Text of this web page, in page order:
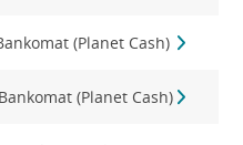
(Planet Cash)
Bankomat (Planet Cash)